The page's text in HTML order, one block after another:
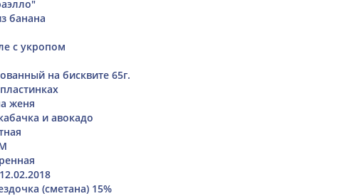
банана
с укропом
на бисквите 65г.
женя
и авокадо
(сметана) 15%